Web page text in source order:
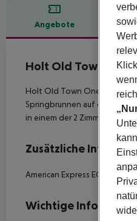
Angebote
Holt Old Town
Holt Old Town One
Springbrunnen auf dem
in einem der 2 Zimmer wie zu
Zusätzliche
American Express EC JCB
Wichtige